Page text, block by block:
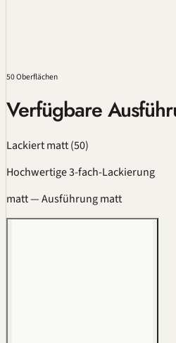
50 Oberflächen
Verfügbare
Lackiert matt(50)
Hochwertige 3-fach-Lackierung
matt— Ausführung matt